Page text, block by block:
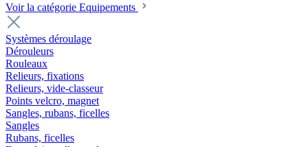
Voir la catégorie Equipements
Systèmes déroulage
Dérouleurs
Rouleaux
Relieurs, fixations
Relieurs, vide-classeur
Points velcro, magnet
Sangles, rubans, ficelles
Sangles
Rubans, ficelles